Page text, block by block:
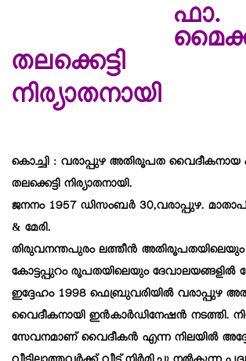
ഫാ.
തലക്കെട്ടി
നിര്യാതനായി
കൊച്ചി : വരാപ്പുഴ അതിരൂപത വൈദീകനായ
തലക്കെട്ടി നിര്യാതനായി.
ജനനം 1957 ഡിസംബർ 30,വരാപ്പുഴ.
& മേരി.
തിരുവനന്തപുരം ലത്തീൻ
കോട്ടപ്പുറം രൂപതയിലെയും
ഇദ്ദേഹം 1998 ഫെബ്രുവരിയിൽ വരാപ്പുഴ
വൈദീകനായി ഇൻകാർഡിനേഷൻ നടത്തി.
സേവനമാണ് വൈദീകൻ എന്ന നിലയിൽ